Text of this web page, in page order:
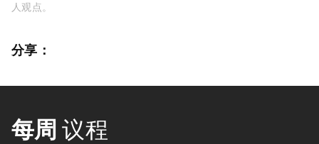
人观点。
分享：
每周 议程